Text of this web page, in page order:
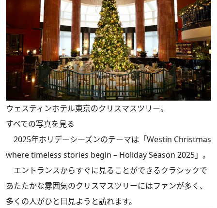
ウェスティンホテル東京のクリスマスツリー。
すべての写真を見る
2025年ホリデーシーズンのテーマは「Westin Christmas
where timeless stories begin – Holiday Season 2025」。
エントランスからすぐに見ることができるクラシックで
あたたかな雰囲気のクリスマスツリーにはファンが多く、
多くの人がひと目見ようと訪れます。